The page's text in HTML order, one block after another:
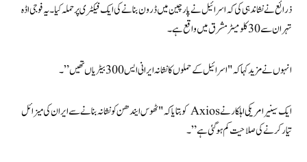
ذرائع نے نشاندہی کی کہ اسرائیل نے پارچین میں ڈرون بنانے کی ایک فیکٹری پر حملہ کیا۔ یہ فوجی اڈہ
تہران سے 30 کلومیٹر مشرق میں واقع ہے۔
انہوں نے مزید کہا کہ "اسرائیل کے حملوں کا نشانہ ایرانی ایس 300 بیٹریاں تھیں”۔
ایک سینیر امریکی اہلکار نے Axios کو بتایا کہ "ٹھوس ایندھن کو نشانہ بنانے سے ایران کی میزائل
تیار کرنے کی صلاحیت کم ہو گئی ہے”۔